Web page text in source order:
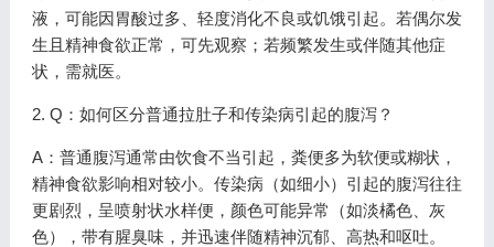
液，可能因胃酸过多、轻度消化不良或饥饿引起。若偶尔发
生且精神食欲正常，可先观察；若频繁发生或伴随其他症
状，需就医。
2. Q：如何区分普通拉肚子和传染病引起的腹泻？
A：普通腹泻通常由饮食不当引起，粪便多为软便或糊状，
精神食欲影响相对较小。传染病（如细小）引起的腹泻往往
更剧烈，呈喷射状水样便，颜色可能异常（如淡橘色、灰
色），带有腥臭味，并迅速伴随精神沉郁、高热和呕吐。